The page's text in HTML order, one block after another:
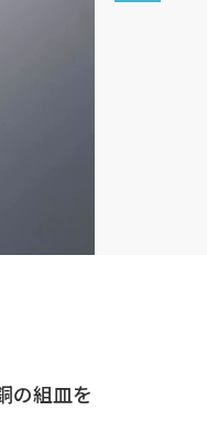
の組皿を